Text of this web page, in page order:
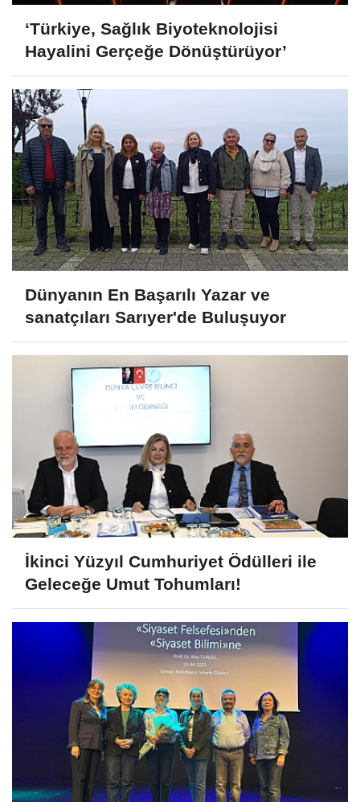
‘Türkiye, Sağlık Biyoteknolojisi
Hayalini Gerçeğe Dönüştürüyor’
Dünyanın En Başarılı Yazar ve
sanatçıları Sarıyer'de Buluşuyor
İkinci Yüzyıl Cumhuriyet Ödülleri ile
Geleceğe Umut Tohumları!